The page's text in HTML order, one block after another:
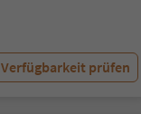
Verfügbarkeit prüfen